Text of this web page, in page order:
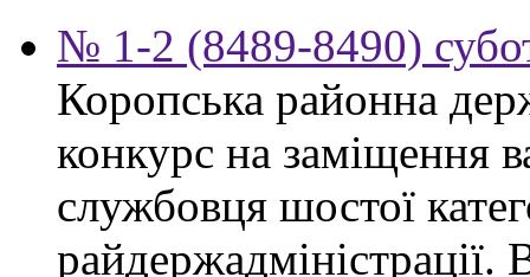
№ 1-2 (8489-8490)
Коропська районна
конкурс на заміщення
службовця шостої